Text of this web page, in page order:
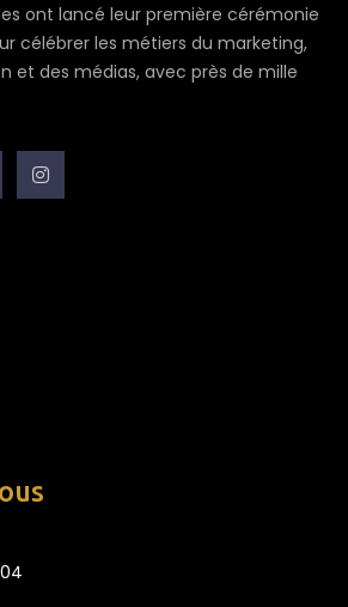
ont lancé leur première cérémonie
célébrer les métiers du marketing,
et des médias, avec près de mille